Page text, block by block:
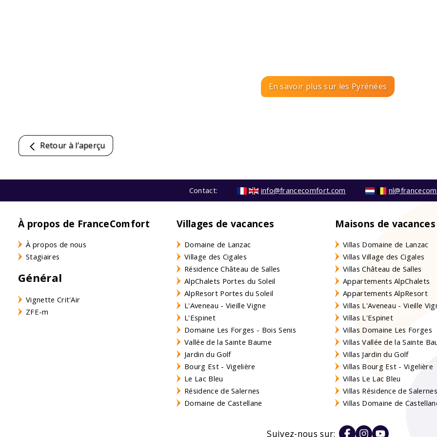
En savoir plus sur les Pyrénées
Retour à l’aperçu
Contact: info@francecomfort.com
À propos de FranceComfort
À propos de nous
Stagiaires
Général
Vignette Crit'Air
ZFE-m
Villages de vacances
Domaine de Lanzac
Village des Cigales
Résidence Château de Salles
AlpChalets Portes du Soleil
AlpResort Portes du Soleil
L'Aveneau - Vieille Vigne
L'Espinet
Domaine Les Forges - Bois Senis
Vallée de la Sainte Baume
Jardin du Golf
Bourg Est - Vigelière
Le Lac Bleu
Résidence de Salernes
Domaine de Castellane
Maisons de vacances
Villas Domaine de Lanzac
Villas Village des Cigales
Villas Château de Salles
Appartements AlpChalets
Appartements AlpResort
Villas L'Aveneau - Vieille
Villas L'Espinet
Villas Domaine Les Forges
Villas Vallée de la Sainte
Villas Jardin du Golf
Villas Bourg Est - Vigelière
Villas Le Lac Bleu
Villas Résidence de Salernes
Villas Domaine de
Suivez-nous sur: